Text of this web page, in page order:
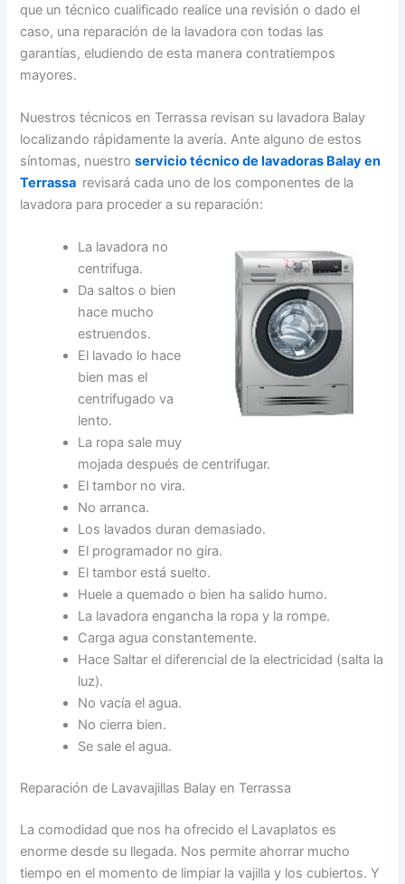
que un técnico cualificado realice una revisión o dado el
caso, una reparación de la lavadora con todas las
garantías, eludiendo de esta manera contratiempos
mayores.
Nuestros técnicos en Terrassa revisan su lavadora Balay
localizando rápidamente la avería. Ante alguno de estos
síntomas, nuestroservicio técnico de lavadoras Balay en
Terrassa revisará cada uno de los componentes de la
lavadora para proceder a su reparación:
La lavadora no
centrifuga.
Da saltos o bien
hace mucho
estruendos.
El lavado lo hace
bien mas el
centrifugado va
lento.
La ropa sale muy
mojada después de centrifugar.
El tambor no vira.
No arranca.
Los lavados duran demasiado.
El programador no gira.
El tambor está suelto.
Huele a quemado o bien ha salido humo.
La lavadora engancha la ropa y la rompe.
Carga agua constantemente.
Hace Saltar el diferencial de la electricidad (salta la
luz).
No vacía el agua.
No cierra bien.
Se sale el agua.
Reparación de Lavavajillas Balay en Terrassa
La comodidad que nos ha ofrecido el Lavaplatos es
enorme desde su llegada. Nos permite ahorrar mucho
tiempo en el momento de limpiar la vajilla y los cubiertos. Y